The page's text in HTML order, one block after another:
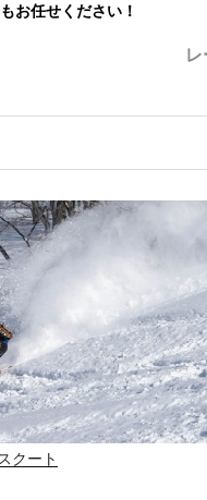
お任せください！
クート